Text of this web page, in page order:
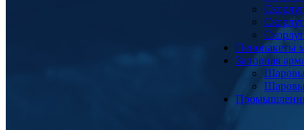
Пенопакеты
Запорная